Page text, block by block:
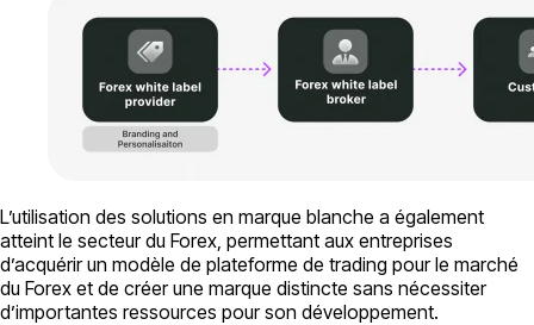
L’utilisation des solutions en marque blanche a également
atteint le secteur du Forex, permettant aux entreprises
d’acquérir un modèle de plateforme de trading pour le marché
du Forex et de créer une marque distincte sans nécessiter
d’importantes ressources pour son développement.